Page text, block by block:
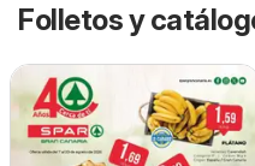
Folletos y